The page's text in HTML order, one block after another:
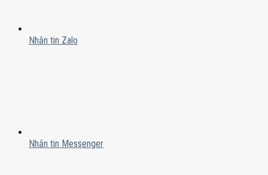
Nhắn tin Zalo
Nhắn tin Messenger